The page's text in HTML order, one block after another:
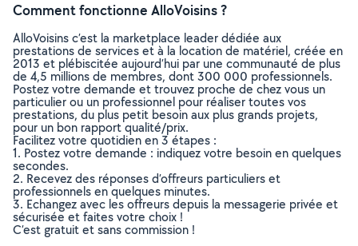
Comment fonctionne AlloVoisins ?
AlloVoisins c’est la marketplace leader dédiée aux
prestations de services et à la location de matériel, créée en
2013 et plébiscitée aujourd’hui par une communauté de plus
de 4,5 millions de membres, dont 300 000 professionnels.
Postez votre demande et trouvez proche de chez vous un
particulier ou un professionnel pour réaliser toutes vos
prestations, du plus petit besoin aux plus grands projets,
pour un bon rapport qualité/prix.
Facilitez votre quotidien en 3 étapes :
1. Postez votre demande : indiquez votre besoin en quelques
secondes.
2. Recevez des réponses d’offreurs particuliers et
professionnels en quelques minutes.
3. Echangez avec les offreurs depuis la messagerie privée et
sécurisée et faites votre choix !
C’est gratuit et sans commission !